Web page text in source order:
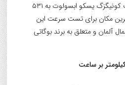
مشخصات فنی حداکثر سرعت کونیگزگ یسکو ابسولوت به ۵۳۱
مکان برای تست سرعت این
آلمان و متعلق به برند بوگاتی